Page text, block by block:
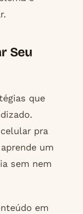
Seu
que
pra
um
sem nem
em